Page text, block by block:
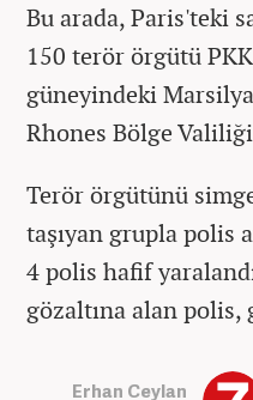
Bu arada, Paris'teki
150 terör örgütü
güneyindeki
Rhones Bölge
Terör örgütünü
taşıyan grupla polis
4 polis hafif
gözaltına alan polis,
Erhan Ceylan